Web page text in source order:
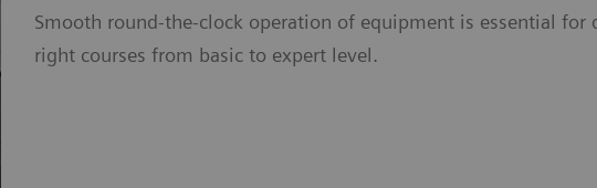
Smooth round-the-clock operation of equipment is essential
right courses from basic to expert level.